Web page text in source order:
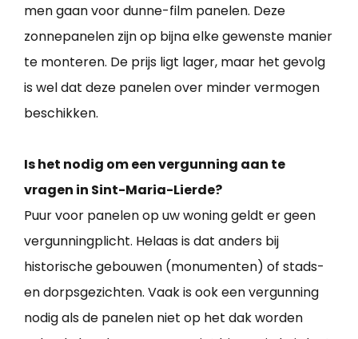
men gaan voor dunne-film panelen. Deze
zonnepanelen zijn op bijna elke gewenste manier
te monteren. De prijs ligt lager, maar het gevolg
is wel dat deze panelen over minder vermogen
beschikken.
Is het nodig om een vergunning aan te
vragen in Sint-Maria-Lierde?
Puur voor panelen op uw woning geldt er geen
vergunningplicht. Helaas is dat anders bij
historische gebouwen (monumenten) of stads-
en dorpsgezichten. Vaak is ook een vergunning
nodig als de panelen niet op het dak worden